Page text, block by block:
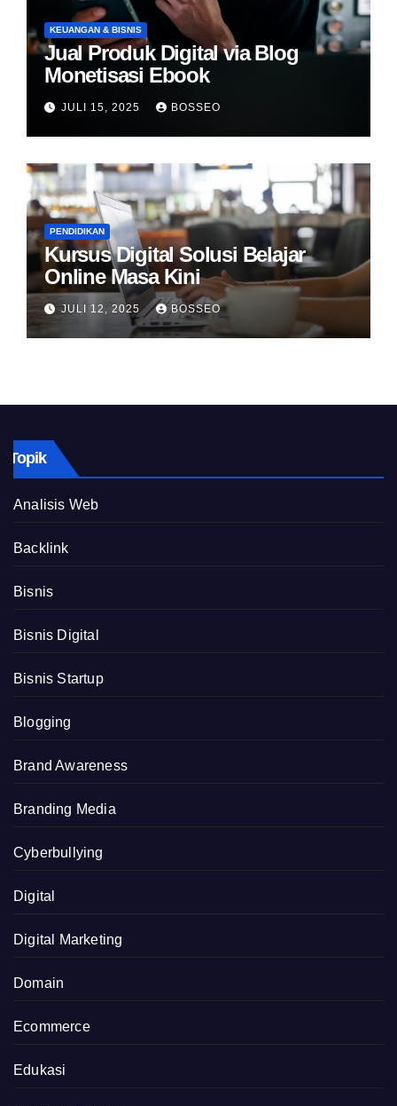
KEUANGAN & BISNIS
Jual Produk Digital via Blog
Monetisasi Ebook
JULI 15, 2025 BOSSEO
PENDIDIKAN
Kursus Digital Solusi Belajar
Online Masa Kini
JULI 12, 2025 BOSSEO
Topik
Analisis Web
Backlink
Bisnis
Bisnis Digital
Bisnis Startup
Blogging
Brand Awareness
Branding Media
Cyberbullying
Digital
Digital Marketing
Domain
Ecommerce
Edukasi